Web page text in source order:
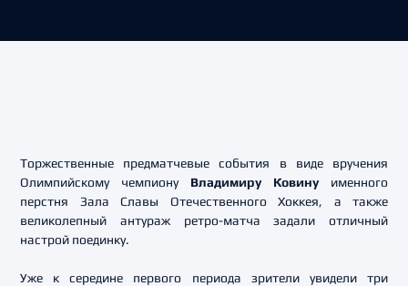
Торжественные предматчевые события в виде вручения
Олимпийскому чемпиону Владимиру Ковинуименного
перстня Зала Славы Отечественного Хоккея, а также
великолепный антураж ретро-матча задали отличный
настрой поединку.
Уже к середине первого периода зрители увидели три